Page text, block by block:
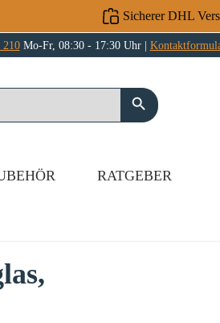
Sicherer DHL
210Mo-Fr, 08:30 - 17:30 Uhr |
RATGEBER